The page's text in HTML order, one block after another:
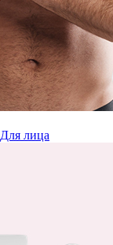
Для лица